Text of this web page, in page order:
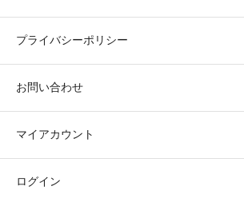
プライバシーポリシー
お問い合わせ
マイアカウント
ログイン